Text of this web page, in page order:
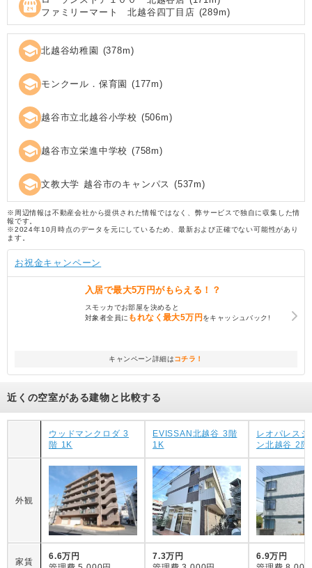
local_convenience_store ファミリーマート 北越谷四丁目店 (289m)
school 北越谷幼稚園 (378m)
school モンクール．保育園 (177m)
school 越谷市立北越谷小学校 (506m)
school 越谷市立栄進中学校 (758m)
school 文教大学 越谷市のキャンパス (537m)
※周辺情報は不動産会社から提供された情報ではなく、弊サービスで独自に収集した情
報です。
※2024年10月時点のデータを元にしているため、最新および正確でない可能性があり
ます。
お祝金キャンペーン
入居で最大5万円がもらえる！？
スモッカでお部屋を決めると
対象者全員に もれなく最大5万円をキャッシュバック!
キャンペーン詳細はコチラ！
近くの空室がある建物と比較する
ウッドマンクロダ 3
階 1K
EVISSAN北越谷 3階
1K
レオパレスシ
ン北越谷 2
外観
家賃
6.6万円
7.3万円
6.9万円